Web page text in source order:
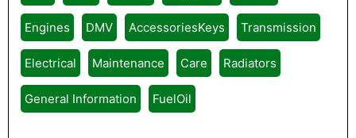
Engines DMV AccessoriesKeys Transmission
Electrical Maintenance Care Radiators
General Information FuelOil